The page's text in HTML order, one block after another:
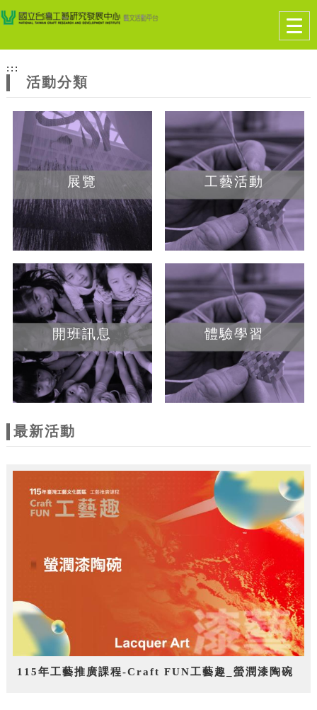
網
站
主
題
跳到主要內容
網站導覽
:::
活動分類
展覽 工藝活動
開班訊息 體驗學習
最新活動
115年工藝推廣課程-Craft FUN工藝趣_螢潤漆陶碗